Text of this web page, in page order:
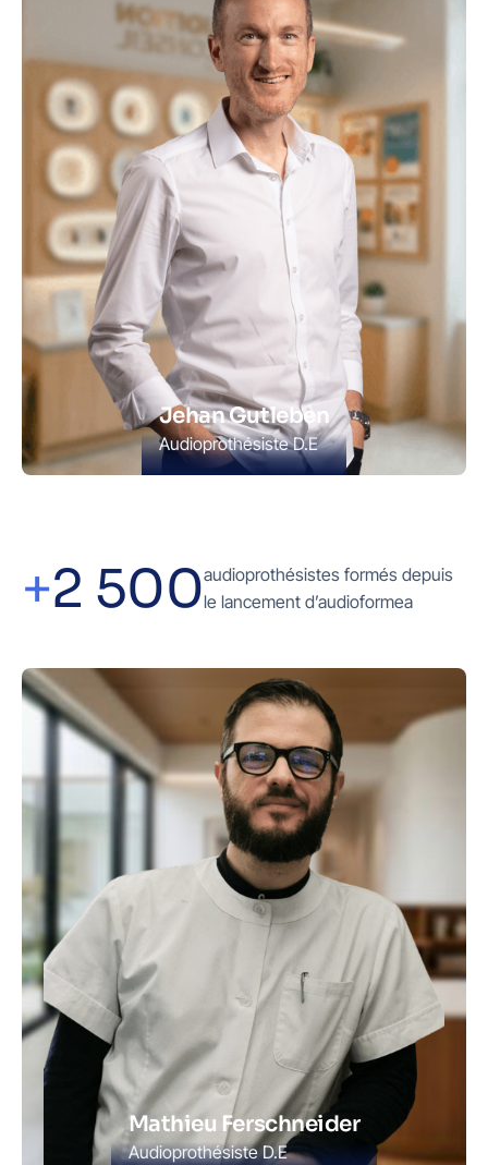
Jehan Gutleben
Audioprothésiste D.E
Mathieu Ferschneider
Audioprothésiste D.E
+2 500audioprothésistes formés depuis
le lancement d’audioformea